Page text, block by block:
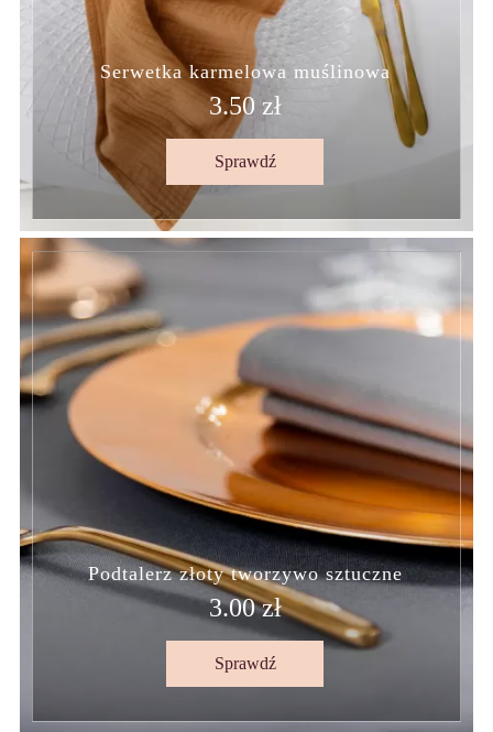
Serwetka karmelowa muślinowa
3.50 zł
Sprawdź
Podtalerz złoty tworzywo sztuczne
3.00 zł
Sprawdź